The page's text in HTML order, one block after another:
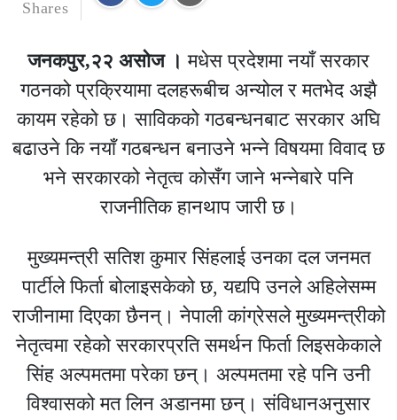
Shares
जनकपुर,२२ असोज । मधेस प्रदेशमा नयाँ सरकार
गठनको प्रक्रियामा दलहरूबीच अन्योल र मतभेद अझै
कायम रहेको छ। साविकको गठबन्धनबाट सरकार अघि
बढाउने कि नयाँ गठबन्धन बनाउने भन्ने विषयमा विवाद छ
भने सरकारको नेतृत्व कोसँग जाने भन्नेबारे पनि
राजनीतिक हानथाप जारी छ।
मुख्यमन्त्री सतिश कुमार सिंहलाई उनका दल जनमत
पार्टीले फिर्ता बोलाइसकेको छ, यद्यपि उनले अहिलेसम्म
राजीनामा दिएका छैनन्। नेपाली कांग्रेसले मुख्यमन्त्रीको
नेतृत्वमा रहेको सरकारप्रति समर्थन फिर्ता लिइसकेकाले
सिंह अल्पमतमा परेका छन्। अल्पमतमा रहे पनि उनी
विश्वासको मत लिन अडानमा छन्। संविधानअनुसार